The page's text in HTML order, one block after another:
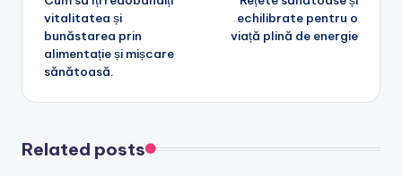
navigation
vitalitatea și
bunăstarea prin
alimentație și mișcare
sănătoasă.
echilibrate pentru o
viață plină de energie
Related posts